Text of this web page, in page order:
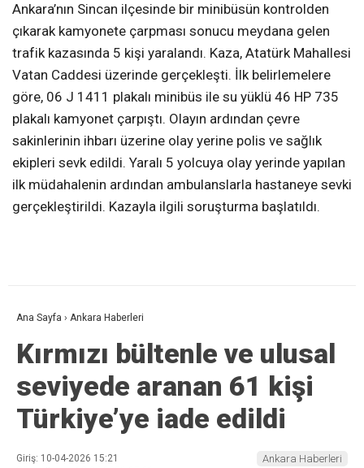
Ankara’nın Sincan ilçesinde bir minibüsün kontrolden
çıkarak kamyonete çarpması sonucu meydana gelen
trafik kazasında 5 kişi yaralandı. Kaza, Atatürk Mahallesi
Vatan Caddesi üzerinde gerçekleşti. İlk belirlemelere
göre, 06 J 1411 plakalı minibüs ile su yüklü 46 HP 735
plakalı kamyonet çarpıştı. Olayın ardından çevre
sakinlerinin ihbarı üzerine olay yerine polis ve sağlık
ekipleri sevk edildi. Yaralı 5 yolcuya olay yerinde yapılan
ilk müdahalenin ardından ambulanslarla hastaneye sevki
gerçekleştirildi. Kazayla ilgili soruşturma başlatıldı.
Ana Sayfa › Ankara Haberleri
Kırmızı bültenle ve ulusal
seviyede aranan 61 kişi
Türkiye’ye iade edildi
Giriş: 10-04-2026 15:21
Ankara Haberleri